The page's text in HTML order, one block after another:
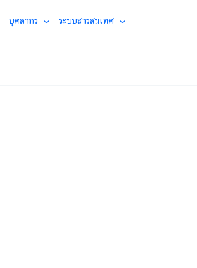
บุคลากร ระบบสารสนเทศ